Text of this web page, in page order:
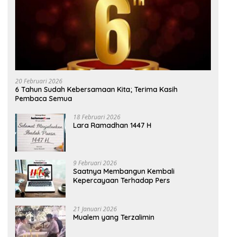
20 Februari 2026
6 Tahun Sudah Kebersamaan Kita; Terima Kasih
Pembaca Semua
18 Februari 2026
Lara Ramadhan 1447 H
9 Februari 2026
Saatnya Membangun Kembali
Kepercayaan Terhadap Pers
21 Januari 2026
Mualem yang Terzalimin